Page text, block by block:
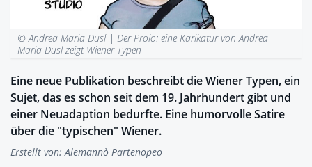
© Andrea Maria Dusl | Der Prolo: eine Karikatur von Andrea
Maria Dusl zeigt Wiener Typen
Eine neue Publikation beschreibt die Wiener Typen, ein
Sujet, das es schon seit dem 19. Jahrhundert gibt und
einer Neuadaption bedurfte. Eine humorvolle Satire
über die "typischen" Wiener.
Erstellt von: Alemannò Partenopeo